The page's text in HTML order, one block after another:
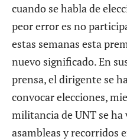
cuando se habla de
peor error es no
estas semanas esta
nuevo significado. En
prensa, el dirigente se
convocar elecciones,
militancia de UNT se
asambleas y recorridos